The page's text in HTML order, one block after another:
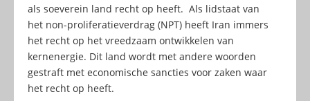
als soeverein land recht op heeft. Als lidstaat van
het non-proliferatieverdrag (NPT) heeft Iran immers
het recht op het vreedzaam ontwikkelen van
kernenergie. Dit land wordt met andere woorden
gestraft met economische sancties voor zaken waar
het recht op heeft.